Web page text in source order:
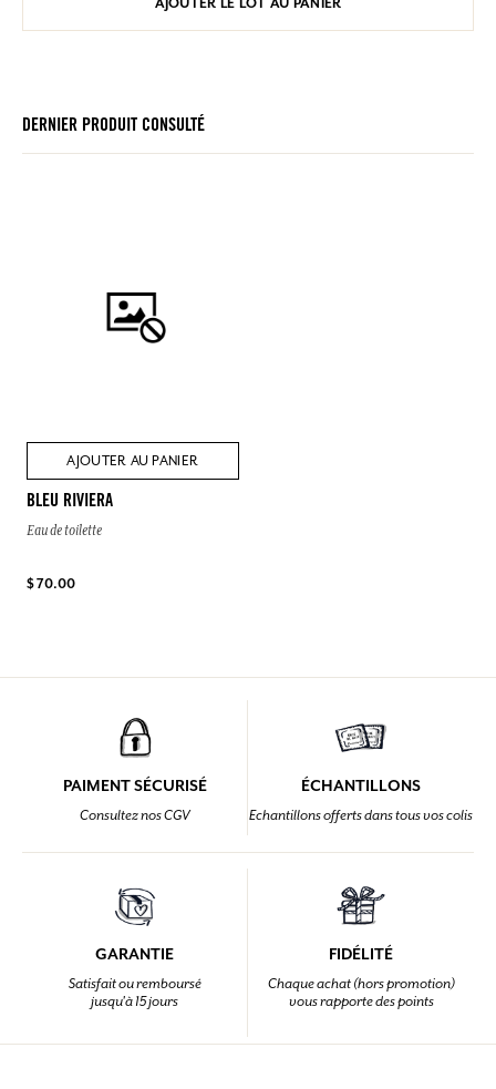
DERNIER PRODUIT CONSULTÉ
AJOUTER AU PANIER
BLEU RIVIERA
Eau de toilette
$ 70.00
PAIMENT SÉCURISÉ
Consultez nos CGV
ÉCHANTILLONS
Echantillons offerts dans tous vos colis
GARANTIE
Satisfait ou remboursé
jusqu'à 15 jours
FIDÉLITÉ
Chaque achat (hors promotion)
vous rapporte des points